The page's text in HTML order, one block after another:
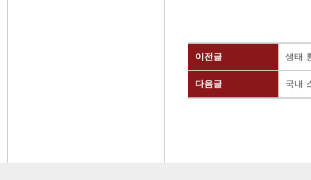
이전글 생태
다음글 국내